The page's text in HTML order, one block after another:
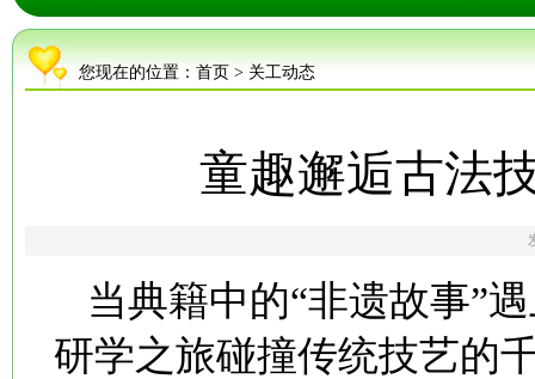
您现在的位置： 首页 > 关工动态
童趣邂逅古法
当典籍中的“非遗故事”
研学之旅碰撞传统技艺的